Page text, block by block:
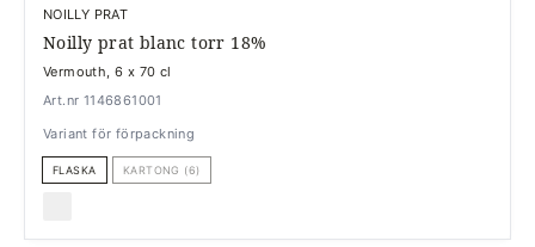
NOILLY PRAT
Noilly prat blanc torr 18%
Vermouth, 6 x 70 cl
Art.nr 1146861001
Variant för förpackning
FLASKA KARTONG (6)